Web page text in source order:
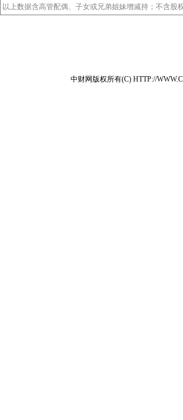
以上数据含高管配偶、子女或兄弟姐妹增减持；不含股
中财网版权所有(C) HTTP://